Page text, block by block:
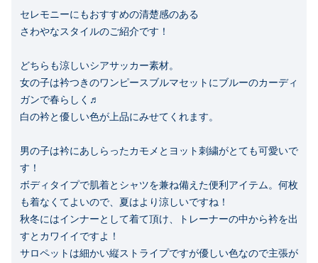
セレモニーにもおすすめの清楚感のある
さわやなスタイルのご紹介です！
どちらも涼しいシアサッカー素材。
女の子は衿つきのワンピースブルマセットにブルーのカーディ
ガンで春らしく♬
白の衿と優しい色が上品にみせてくれます。
男の子は衿にあしらったカモメとヨット刺繍がとても可愛いで
す！
ボディタイプで肌着とシャツを兼ね備えた便利アイテム。何枚
も着なくてよいので、夏はより涼しいですね！
秋冬にはインナーとして着て頂け、トレーナーの中から衿を出
すとカワイイですよ！
サロペットは細かい縦ストライプですが優しい色なので主張が